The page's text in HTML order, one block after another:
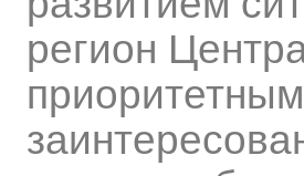
регион